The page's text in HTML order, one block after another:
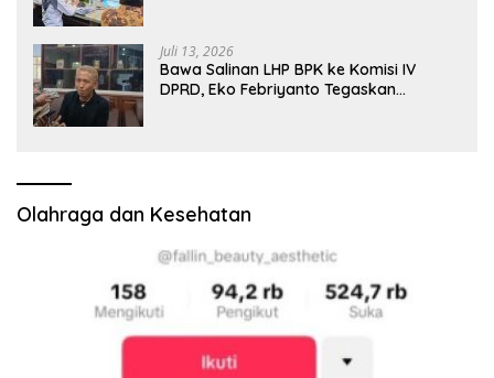
Juli 13, 2026
Bawa Salinan LHP BPK ke Komisi IV
DPRD, Eko Febriyanto Tegaskan
Olahraga dan Kesehatan